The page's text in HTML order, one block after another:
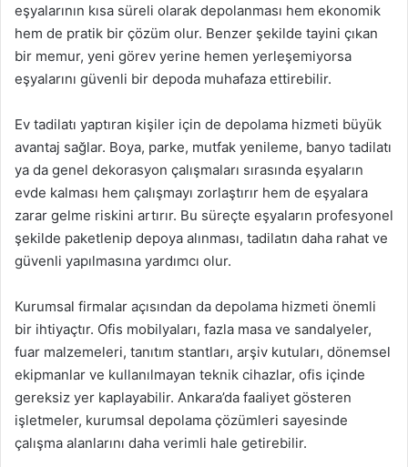
eşyalarının kısa süreli olarak depolanması hem ekonomik
hem de pratik bir çözüm olur. Benzer şekilde tayini çıkan
bir memur, yeni görev yerine hemen yerleşemiyorsa
eşyalarını güvenli bir depoda muhafaza ettirebilir.
Ev tadilatı yaptıran kişiler için de depolama hizmeti büyük
avantaj sağlar. Boya, parke, mutfak yenileme, banyo tadilatı
ya da genel dekorasyon çalışmaları sırasında eşyaların
evde kalması hem çalışmayı zorlaştırır hem de eşyalara
zarar gelme riskini artırır. Bu süreçte eşyaların profesyonel
şekilde paketlenip depoya alınması, tadilatın daha rahat ve
güvenli yapılmasına yardımcı olur.
Kurumsal firmalar açısından da depolama hizmeti önemli
bir ihtiyaçtır. Ofis mobilyaları, fazla masa ve sandalyeler,
fuar malzemeleri, tanıtım stantları, arşiv kutuları, dönemsel
ekipmanlar ve kullanılmayan teknik cihazlar, ofis içinde
gereksiz yer kaplayabilir. Ankara’da faaliyet gösteren
işletmeler, kurumsal depolama çözümleri sayesinde
çalışma alanlarını daha verimli hale getirebilir.